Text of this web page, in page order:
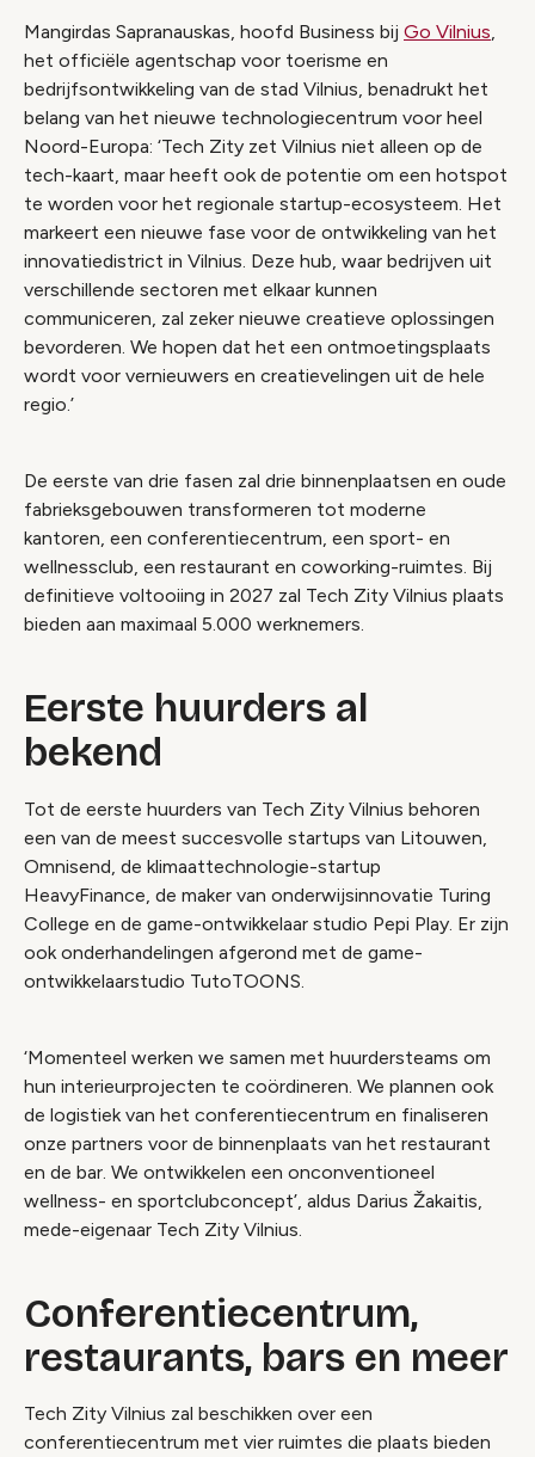
Mangirdas Sapranauskas, hoofd Business bij Go Vilnius
het officiële agentschap voor toerisme en
bedrijfsontwikkeling van de stad Vilnius, benadrukt het
belang van het nieuwe technologiecentrum voor heel
Noord-Europa: ‘Tech Zity zet Vilnius niet alleen op de
tech-kaart, maar heeft ook de potentie om een ​​hotspot
te worden voor het regionale startup-ecosysteem. Het
markeert een nieuwe fase voor de ontwikkeling van het
innovatiedistrict in Vilnius. Deze hub, waar bedrijven uit
verschillende sectoren met elkaar kunnen
communiceren, zal zeker nieuwe creatieve oplossingen
bevorderen. We hopen dat het een ontmoetingsplaats
wordt voor vernieuwers en creatievelingen uit de hele
regio.’
De eerste van drie fasen zal drie binnenplaatsen en oude
fabrieksgebouwen transformeren tot moderne
kantoren, een conferentiecentrum, een sport- en
wellnessclub, een restaurant en coworking-ruimtes. Bij
definitieve voltooiing in 2027 zal Tech Zity Vilnius plaats
bieden aan maximaal 5.000 werknemers.
Eerste huurders al
bekend
Tot de eerste huurders van Tech Zity Vilnius behoren
een van de meest succesvolle startups van Litouwen,
Omnisend, de klimaattechnologie-startup
HeavyFinance, de maker van onderwijsinnovatie Turing
College en de game-ontwikkelaar studio Pepi Play. Er zijn
ook onderhandelingen afgerond met de game-
ontwikkelaarstudio TutoTOONS.
‘Momenteel werken we samen met huurdersteams om
hun interieurprojecten te coördineren. We plannen ook
de logistiek van het conferentiecentrum en finaliseren
onze partners voor de binnenplaats van het restaurant
en de bar. We ontwikkelen een onconventioneel
wellness- en sportclubconcept’, aldus Darius Žakaitis,
mede-eigenaar Tech Zity Vilnius.
Conferentiecentrum,
restaurants, bars en meer
Tech Zity Vilnius zal beschikken over een
conferentiecentrum met vier ruimtes die plaats bieden